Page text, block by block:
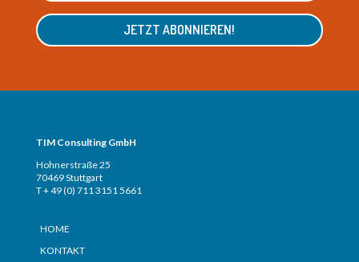
JETZT ABONNIEREN!
TIM Consulting GmbH
Hohnerstraße 25
70469 Stuttgart
T + 49 (0) 711 3151 5661
HOME
KONTAKT